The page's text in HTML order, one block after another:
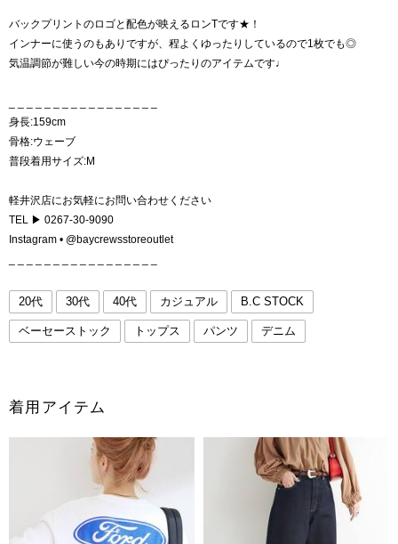
バックプリントのロゴと配色が映えるロンTです★！
インナーに使うのもありですが、程よくゆったりしているので1枚でも◎
気温調節が難しい今の時期にはぴったりのアイテムです♩
身長:159cm
骨格:ウェーブ
普段着用サイズ:M
軽井沢店にお気軽にお問い合わせください
TEL ▶ 0267-30-9090
Instagram • @baycrewsstoreoutlet
20代 30代 40代 カジュアル B.C STOCK
ベーセーストック トップス パンツ デニム
着用アイテム